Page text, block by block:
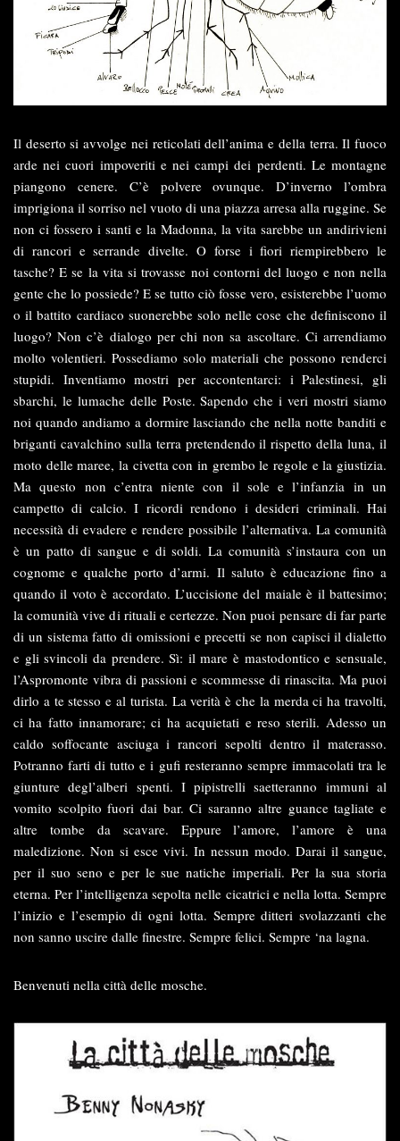
Il deserto si avvolge nei reticolati dell’anima e della terra. Il fuoco
arde nei cuori impoveriti e nei campi dei perdenti. Le montagne
piangono cenere. C’è polvere ovunque. D’inverno l’ombra
imprigiona il sorriso nel vuoto di una piazza arresa alla ruggine. Se
non ci fossero i santi e la Madonna, la vita sarebbe un andirivieni
di rancori e serrande divelte. O forse i fiori riempirebbero le
tasche? E se la vita si trovasse noi contorni del luogo e non nella
gente che lo possiede? E se tutto ciò fosse vero, esisterebbe l’uomo
o il battito cardiaco suonerebbe solo nelle cose che definiscono il
luogo? Non c’è dialogo per chi non sa ascoltare. Ci arrendiamo
molto volentieri. Possediamo solo materiali che possono renderci
stupidi. Inventiamo mostri per accontentarci: i Palestinesi, gli
sbarchi, le lumache delle Poste. Sapendo che i veri mostri siamo
noi quando andiamo a dormire lasciando che nella notte banditi e
briganti cavalchino sulla terra pretendendo il rispetto della luna, il
moto delle maree, la civetta con in grembo le regole e la giustizia.
Ma questo non c’entra niente con il sole e l’infanzia in un
campetto di calcio. I ricordi rendono i desideri criminali. Hai
necessità di evadere e rendere possibile l’alternativa. La comunità
è un patto di sangue e di soldi. La comunità s’instaura con un
cognome e qualche porto d’armi. Il saluto è educazione fino a
quando il voto è accordato. L’uccisione del maiale è il battesimo;
la comunità vive di rituali e certezze. Non puoi pensare di far parte
di un sistema fatto di omissioni e precetti se non capisci il dialetto
e gli svincoli da prendere. Sì: il mare è mastodontico e sensuale,
l’Aspromonte vibra di passioni e scommesse di rinascita. Ma puoi
dirlo a te stesso e al turista. La verità è che la merda ci ha travolti,
ci ha fatto innamorare; ci ha acquietati e reso sterili. Adesso un
caldo soffocante asciuga i rancori sepolti dentro il materasso.
Potranno farti di tutto e i gufi resteranno sempre immacolati tra le
giunture degl’alberi spenti. I pipistrelli saetteranno immuni al
vomito scolpito fuori dai bar. Ci saranno altre guance tagliate e
altre tombe da scavare. Eppure l’amore, l’amore è una
maledizione. Non si esce vivi. In nessun modo. Darai il sangue,
per il suo seno e per le sue natiche imperiali. Per la sua storia
eterna. Per l’intelligenza sepolta nelle cicatrici e nella lotta. Sempre
l’inizio e l’esempio di ogni lotta. Sempre ditteri svolazzanti che
non sanno uscire dalle finestre. Sempre felici. Sempre ‘na lagna.
Benvenuti nella città delle mosche.